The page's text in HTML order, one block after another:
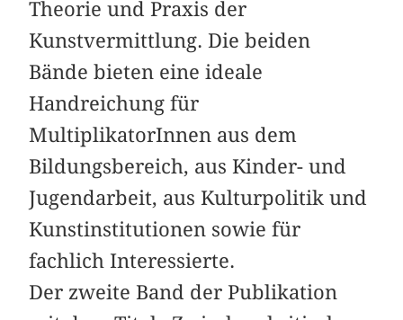
Theorie und Praxis der
Kunstvermittlung. Die beiden
Bände bieten eine ideale
Handreichung für
MultiplikatorInnen aus dem
Bildungsbereich, aus Kinder- und
Jugendarbeit, aus Kulturpolitik und
Kunstinstitutionen sowie für
fachlich Interessierte.
Der zweite Band der Publikation